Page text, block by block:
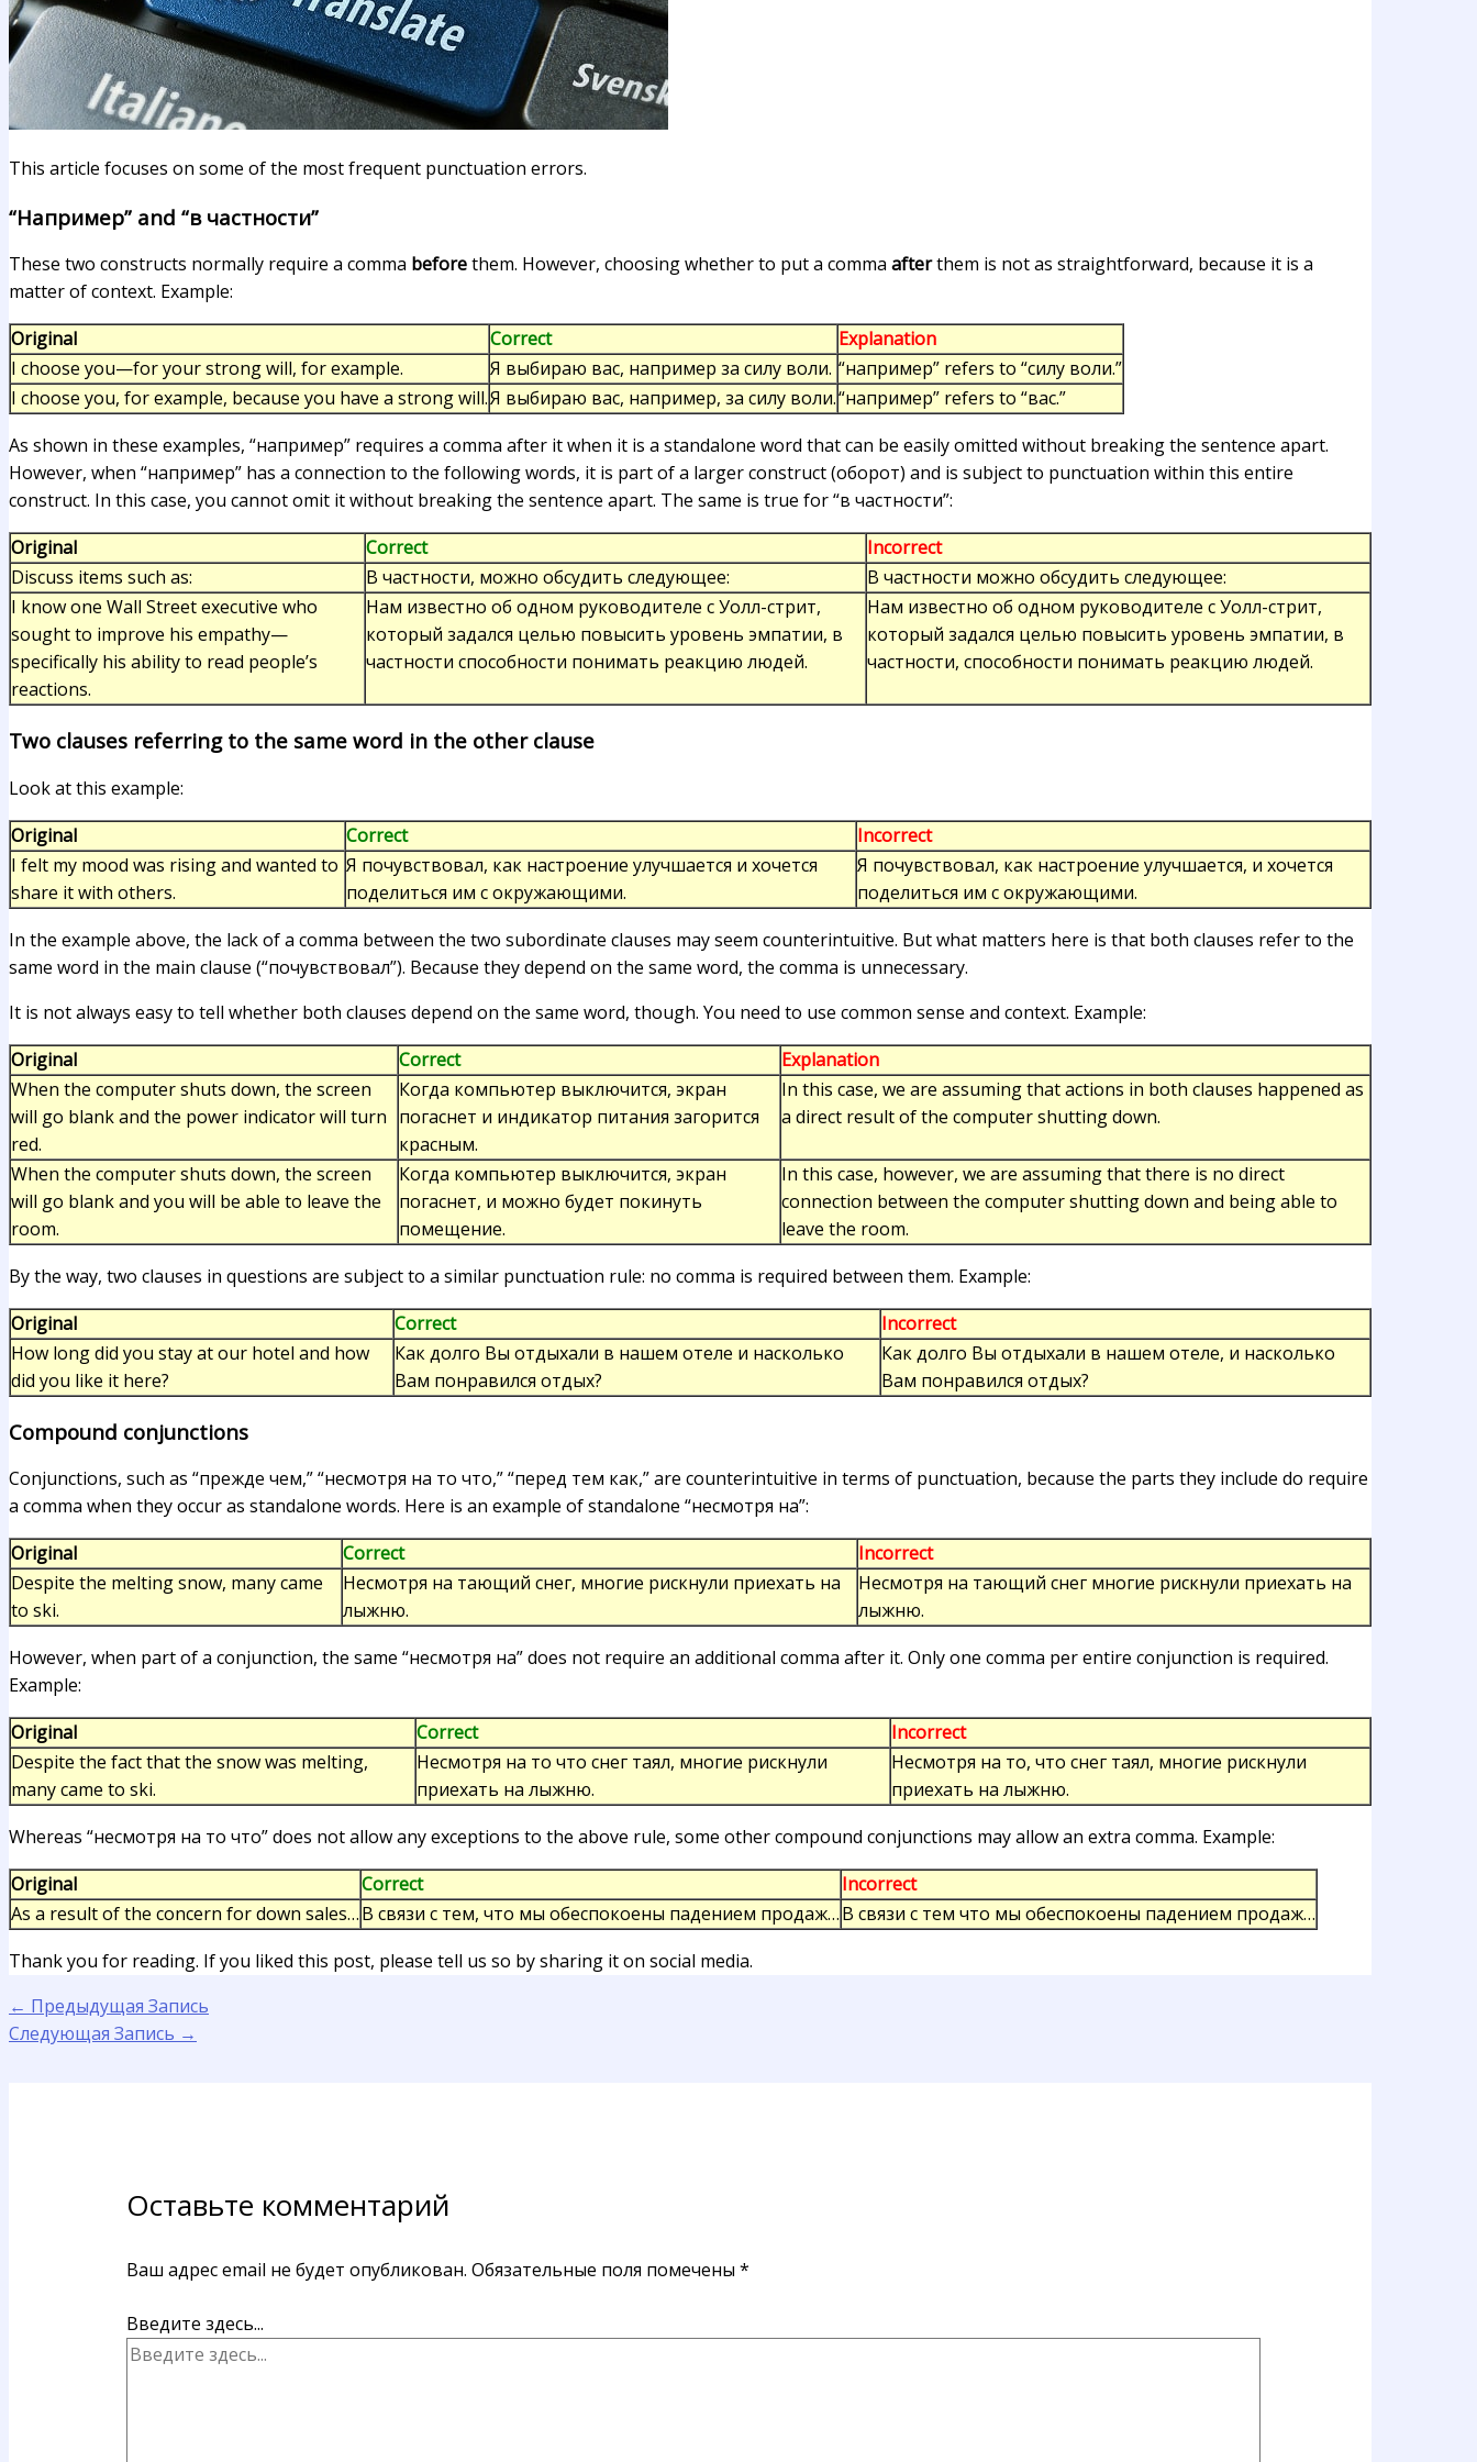
This article focuses on some of the most frequent punctuation errors.
“Например” and “в частности”
These two constructs normally require a comma beforethem. However, choosing whether to put a comma afterthem is not as straightforward, because it is a
matter of context. Example:
Original
Correct
Explanation
I choose you—for your strong will, for example.
Я выбираю вас, например за силу воли. “например” refers to “силу воли.”
I choose you, for example, because you have a strong will.Я выбираю вас, например, за силу воли.“например” refers to “вас.”
As shown in these examples, “например” requires a comma after it when it is a standalone word that can be easily omitted without breaking the sentence apart.
However, when “например” has a connection to the following words, it is part of a larger construct (оборот) and is subject to punctuation within this entire
construct. In this case, you cannot omit it without breaking the sentence apart. The same is true for “в частности”:
Original
Correct
Incorrect
Discuss items such as:
В частности, можно обсудить следующее:
В частности можно обсудить следующее:
I know one Wall Street executive who
sought to improve his empathy—
specifically his ability to read people’s
reactions.
Нам известно об одном руководителе с Уолл-стрит,
который задался целью повысить уровень эмпатии, в
частности способности понимать реакцию людей.
Нам известно об одном руководителе с Уолл-стрит,
который задался целью повысить уровень эмпатии, в
частности, способности понимать реакцию людей.
Two clauses referring to the same word in the other clause
Look at this example:
Original
Correct
Incorrect
I felt my mood was rising and wanted to
share it with others.
Я почувствовал, как настроение улучшается и хочется
поделиться им с окружающими.
Я почувствовал, как настроение улучшается, и хочется
поделиться им с окружающими.
In the example above, the lack of a comma between the two subordinate clauses may seem counterintuitive. But what matters here is that both clauses refer to the
same word in the main clause (“почувствовал”). Because they depend on the same word, the comma is unnecessary.
It is not always easy to tell whether both clauses depend on the same word, though. You need to use common sense and context. Example:
Original
Correct
Explanation
When the computer shuts down, the screen
will go blank and the power indicator will turn
red.
Когда компьютер выключится, экран
погаснет и индикатор питания загорится
красным.
In this case, we are assuming that actions in both clauses happened as
a direct result of the computer shutting down.
When the computer shuts down, the screen
will go blank and you will be able to leave the
room.
Когда компьютер выключится, экран
погаснет, и можно будет покинуть
помещение.
In this case, however, we are assuming that there is no direct
connection between the computer shutting down and being able to
leave the room.
By the way, two clauses in questions are subject to a similar punctuation rule: no comma is required between them. Example:
Original
Correct
Incorrect
How long did you stay at our hotel and how
did you like it here?
Как долго Вы отдыхали в нашем отеле и насколько
Вам понравился отдых?
Как долго Вы отдыхали в нашем отеле, и насколько
Вам понравился отдых?
Compound conjunctions
Conjunctions, such as “прежде чем,” “несмотря на то что,” “перед тем как,” are counterintuitive in terms of punctuation, because the parts they include do require
a comma when they occur as standalone words. Here is an example of standalone “несмотря на”:
Original
Correct
Incorrect
Despite the melting snow, many came
to ski.
Несмотря на тающий снег, многие рискнули приехать на
лыжню.
Несмотря на тающий снег многие рискнули приехать на
лыжню.
However, when part of a conjunction, the same “несмотря на” does not require an additional comma after it. Only one comma per entire conjunction is required.
Example:
Original
Correct
Incorrect
Despite the fact that the snow was melting,
many came to ski.
Несмотря на то что снег таял, многие рискнули
приехать на лыжню.
Несмотря на то, что снег таял, многие рискнули
приехать на лыжню.
Whereas “несмотря на то что” does not allow any exceptions to the above rule, some other compound conjunctions may allow an extra comma. Example:
Original
Correct
Incorrect
As a result of the concern for down sales…В связи с тем, что мы обеспокоены падением продаж…В связи с тем что мы обеспокоены падением продаж…
Thank you for reading. If you liked this post, please tell us so by sharing it on social media.
← Предыдущая Запись
Следующая Запись →
Оставьте комментарий
Ваш адрес email не будет опубликован. Обязательные поля помечены *
Введите здесь...